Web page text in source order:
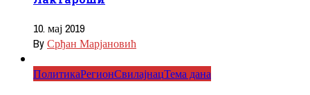
10. мај 2019
ByСрђан Марјановић
ПолитикаРегионСвилајнацТема дана